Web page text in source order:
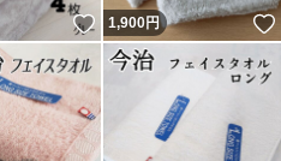
いいね！
1,900円